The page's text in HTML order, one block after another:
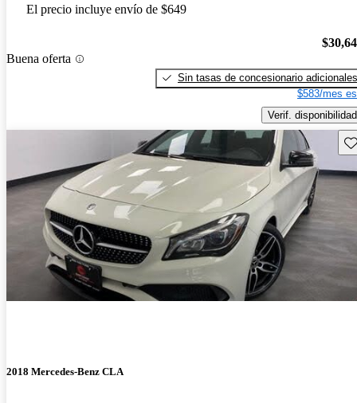
El precio incluye envío de $649
Buena oferta
Sin tasas de concesionario adicionales
$583/mes
Verif. disponibilidad
2018 Mercedes-Benz CLA